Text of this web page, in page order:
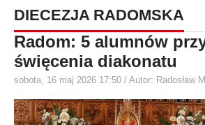
DIECEZJA RADOMSKA
Radom: 5 alumnów
święcenia diakonatu
sobota, 16 maj 2026 17:50 / Autor: Radosław